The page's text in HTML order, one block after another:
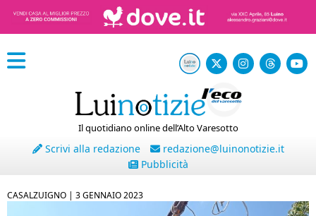
Il quotidiano online dell’Alto Varesotto
Scrivi alla redazione
redazione@luinonotizie.it
Pubblicità
CASALZUIGNO | 3 GENNAIO 2023